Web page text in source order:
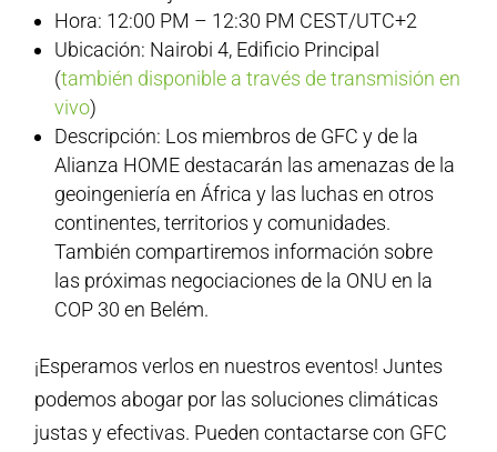
Hora: 12:00 PM – 12:30 PM CEST/UTC+2
Ubicación: Nairobi 4, Edificio Principal
(también disponible a través de transmisión en
vivo)
Descripción: Los miembros de GFC y de la
Alianza HOME destacarán las amenazas de la
geoingeniería en África y las luchas en otros
continentes, territorios y comunidades.
También compartiremos información sobre
las próximas negociaciones de la ONU en la
COP 30 en Belém.
¡Esperamos verlos en nuestros eventos! Juntes
podemos abogar por las soluciones climáticas
justas y efectivas. Pueden contactarse con GFC